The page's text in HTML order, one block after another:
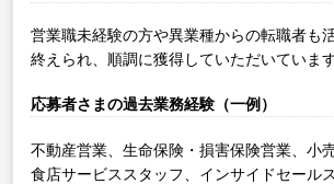
営業職未経験の方や異業種からの転職者も
終えられ、順調に獲得していただいています
応募者さまの過去業務経験（一例）
不動産営業、生命保険・損害保険営業、小
食店サービススタッフ、インサイドセール